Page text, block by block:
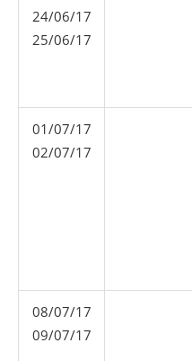
24/06/17
25/06/17
01/07/17
02/07/17
08/07/17
09/07/17